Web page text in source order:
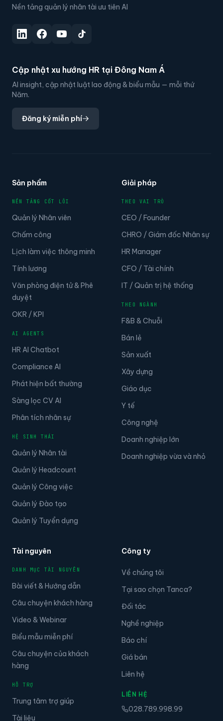
Nền tảng quản lý nhân tài ưu tiên AI
Cập nhật xu hướng HR tại Đông Nam Á
AI insight, cập nhật luật lao động & biểu mẫu — mỗi thứ
Năm.
Đăng ký miễn phí
Sản phẩm
NỀN TẢNG CỐT LÕI
Quản lý Nhân viên
Chấm công
Lịch làm việc thông minh
Tính lương
Văn phòng điện tử & Phê
duyệt
OKR / KPI
AI AGENTS
HR AI Chatbot
Compliance AI
Phát hiện bất thường
Sàng lọc CV AI
Phân tích nhân sự
HỆ SINH THÁI
Quản lý Nhân tài
Quản lý Headcount
Quản lý Công việc
Quản lý Đào tạo
Quản lý Tuyển dụng
Giải pháp
THEO VAI TRÒ
CEO / Founder
CHRO / Giám đốc Nhân sự
HR Manager
CFO / Tài chính
IT / Quản trị hệ thống
THEO NGÀNH
F&B & Chuỗi
Bán lẻ
Sản xuất
Xây dựng
Giáo dục
Y tế
Công nghệ
Doanh nghiệp lớn
Doanh nghiệp vừa và nhỏ
Tài nguyên
DANH MỤC TÀI NGUYÊN
Bài viết & Hướng dẫn
Câu chuyện khách hàng
Video & Webinar
Biểu mẫu miễn phí
Câu chuyện của khách
hàng
HỖ TRỢ
Trung tâm trợ giúp
Tài liệu
Công ty
Về chúng tôi
Tại sao chọn Tanca?
Đối tác
Nghề nghiệp
Báo chí
Giá bán
Liên hệ
LIÊN HỆ
028.789.998.99